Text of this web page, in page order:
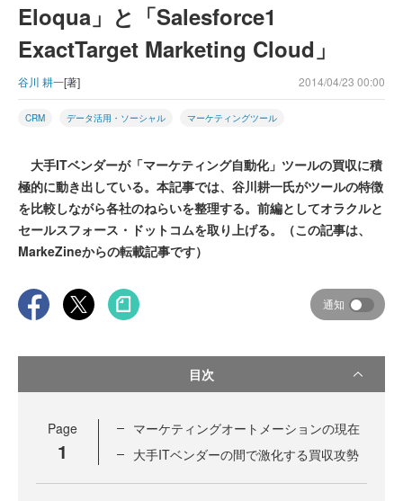
Eloqua」と「Salesforce1
ExactTarget Marketing Cloud」
谷川 耕一[著] 2014/04/23 00:00
CRM データ活用・ソーシャル マーケティングツール
大手ITベンダーが「マーケティング自動化」ツールの買収に積
極的に動き出している。本記事では、谷川耕一氏がツールの特徴
を比較しながら各社のねらいを整理する。前編としてオラクルと
セールスフォース・ドットコムを取り上げる。（この記事は、
MarkeZineからの転載記事です）
通知
目次
Page
1
マーケティングオートメーションの現在
大手ITベンダーの間で激化する買収攻勢